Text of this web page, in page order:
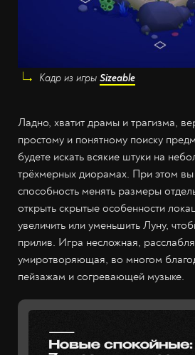
Кадр из игры Sizeable
Ладно, хватит драмы и трагизма,
простому и понятному поиску
будете искать всякие штуки на
трёхмерных диорамах. При этом вы
способность менять размеры
открыть скрытые особенности
увеличить или уменьшить Луну,
прилив. Игра несложная,
умиротворяющая, во многом
пейзажам и согревающей музыке.